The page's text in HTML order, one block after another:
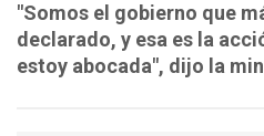
"Somos el gobierno que
declarado, y esa es la
estoy abocada", dijo la